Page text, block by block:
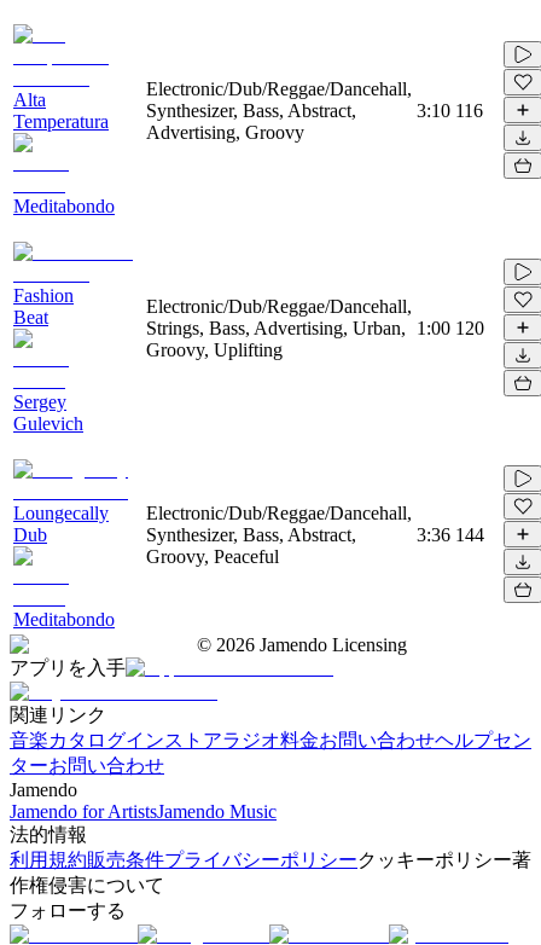
Alta
Temperatura
Meditabondo
Electronic/Dub/Reggae/Dancehall,
Synthesizer, Bass, Abstract,
Advertising, Groovy
3:10 116
Fashion
Beat
Sergey
Gulevich
Electronic/Dub/Reggae/Dancehall,
Strings, Bass, Advertising, Urban,
Groovy, Uplifting
1:00 120
Loungecally
Dub
Meditabondo
Electronic/Dub/Reggae/Dancehall,
Synthesizer, Bass, Abstract,
Groovy, Peaceful
3:36 144
© 2026 Jamendo Licensing
アプリを入手
関連リンク
音楽カタログインストアラジオ料金お問い合わせヘルプセン
ターお問い合わせ
Jamendo
Jamendo for ArtistsJamendo Music
法的情報
利用規約販売条件プライバシーポリシークッキーポリシー著
作権侵害について
フォローする